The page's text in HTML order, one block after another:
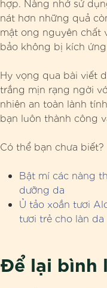
hợp. Nàng nhớ sử
nát hơn những quả
mật ong nguyên chất
bảo không bị kích
Hy vọng qua bài viết
trắng mịn rạng ngời
nhiên an toàn lành
bạn luôn thành công
Có thể bạn chưa biết?
Bật mí các nàng
dưỡng da
Ủ tảo xoắn tươi
tươi trẻ cho làn da
Để lại bình